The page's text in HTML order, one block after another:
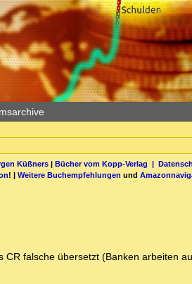
Küßners| Bücher vom Kopp-Verlag |
! | Weitere Buchempfehlungen und
falsche übersetzt (Banken arbeiten